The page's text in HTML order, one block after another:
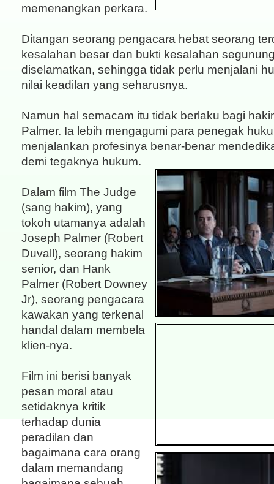
memenangkan perkara.
Ditangan seorang pengacara hebat seorang
kesalahan besar dan bukti kesalahan
diselamatkan, sehingga tidak perlu menjalani
nilai keadilan yang seharusnya.
Namun hal semacam itu tidak berlaku bagi
Palmer. Ia lebih mengagumi para penegak
menjalankan profesinya benar-benar
demi tegaknya hukum.
Dalam film The Judge
(sang hakim), yang
tokoh utamanya adalah
Joseph Palmer (Robert
Duvall), seorang hakim
senior, dan Hank
Palmer (Robert Downey
Jr), seorang pengacara
kawakan yang terkenal
handal dalam membela
klien-nya.
Film ini berisi banyak
pesan moral atau
setidaknya kritik
terhadap dunia
peradilan dan
bagaimana cara orang
dalam memandang